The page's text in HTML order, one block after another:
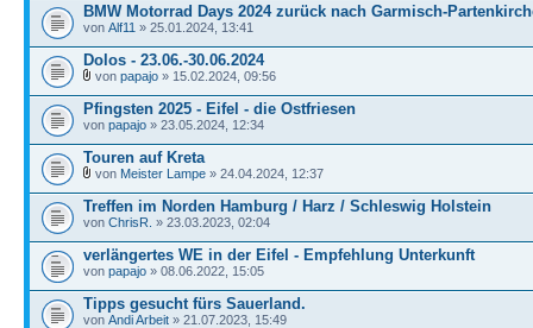
BMW Motorrad Days 2024 zurück nach Garmisch-
von Alf11 » 25.01.2024, 13:41
Dolos - 23.06.-30.06.2024
von papajo » 15.02.2024, 09:56
Pfingsten 2025 - Eifel - die Ostfriesen
von papajo » 23.05.2024, 12:34
Touren auf Kreta
von Meister Lampe » 24.04.2024, 12:37
Treffen im Norden Hamburg / Harz / Schleswig Holstein
von ChrisR. » 23.03.2023, 02:04
verlängertes WE in der Eifel - Empfehlung Unterkunft
von papajo » 08.06.2022, 15:05
Tipps gesucht fürs Sauerland.
von Andi Arbeit » 21.07.2023, 15:49